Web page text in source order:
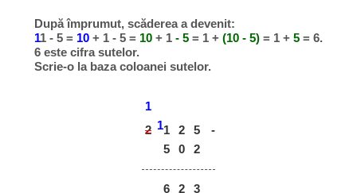
După împrumut, scăderea a devenit:
11 - 5 = 10 + 1 - 5 = 10 + 1 - 5 = 1 + (10 - 5) = 1 + 5 = 6.
6 este cifra sutelor.
Scrie-o la baza coloanei sutelor.
1
2 11 2 5
-
5
0 2
6 2 3